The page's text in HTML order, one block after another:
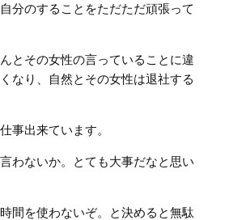
分のすることをただただ頑張って
とその女性の言っていることに違
なり、自然とその女性は退社する
事出来ています。
わないか。とても大事だなと思い
間を使わないぞ。と決めると無駄